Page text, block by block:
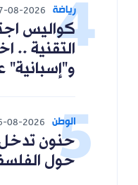
رياضة 08-2026
كواليس
التقنية ..
و"إسبانية"
الوطن 08-2026
حنون
حول